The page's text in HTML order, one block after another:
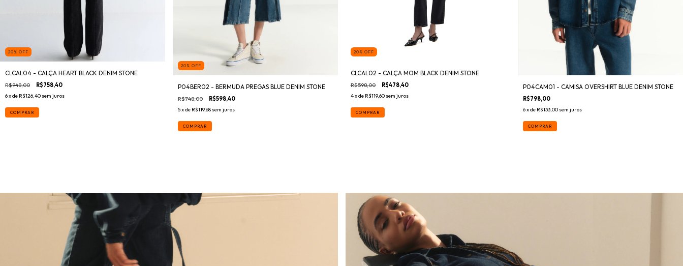
20 % OFF
CLCAL04 - CALÇA HEART BLACK DENIM STONE
R$948,00 R$758,40
6x de R$126,40 sem juros
COMPRAR
20 % OFF
P04BER02 - BERMUDA PREGAS BLUE DENIM STONE
R$748,00 R$598,40
5x de R$119,68 sem juros
COMPRAR
20 % OFF
CLCAL02 - CALÇA MOM BLACK DENIM STONE
R$598,00 R$478,40
4x de R$119,60 sem juros
COMPRAR
P04CAM01 - CAMISA OVERSHIRT BLUE DENIM STONE
R$798,00
6x de R$133,00 sem juros
COMPRAR